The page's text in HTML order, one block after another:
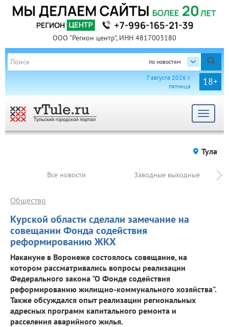
ООО "Регион центр", ИНН 4817003180
по новостям
18+
7 августа 2026 г.
пятница
Toggle
Тула
Все новости Заводные выходные
Курской области сделали замечание на
совещании Фонда содействия
реформированию ЖКХ
Общество
Накануне в Воронеже состоялось совещание, на
котором рассматривались вопросы реализации
Федерального закона "О Фонде содействия
реформированию жилищно-коммунального хозяйства".
Также обсуждался опыт реализации региональных
адресных программ капитального ремонта и
расселения аварийного жилья.